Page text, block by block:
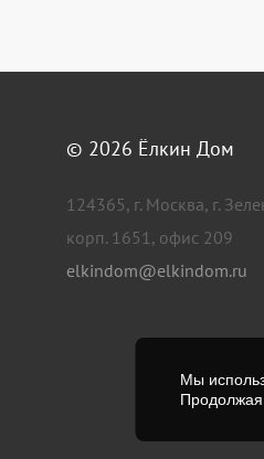
© 2026 Ёлкин Дом
124365, г. Москва, г.
корп. 1651, офис 209
elkindom@elkindom.ru
Мы
Продолжая